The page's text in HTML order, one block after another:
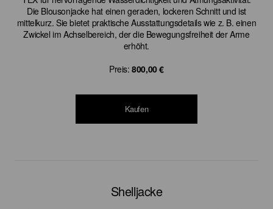
Die Blousonjacke hat einen geraden, lockeren Schnitt und ist
mittelkurz. Sie bietet praktische Ausstattungsdetails wie z. B. einen
Zwickel im Achselbereich, der die Bewegungsfreiheit der Arme
erhöht.
Preis:800,00 €
Kaufen
Shelljacke